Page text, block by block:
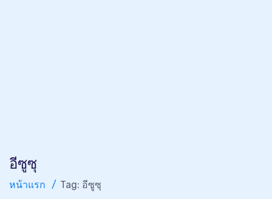
อีซูซุ
หน้าแรก Tag: อีซูซุ